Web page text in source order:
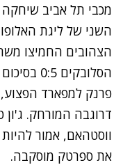
מכבי תל אביב שיחקה
השני של ליגת
הצהובים החמיצו
פרנק למפארד הפצוע,
ווסטהאם, אמור
את ספרטק מוסקבה.